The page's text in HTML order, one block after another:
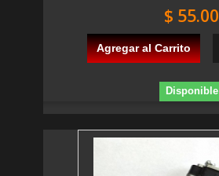
$ 55.00
Agregar al Carrito
Disponible